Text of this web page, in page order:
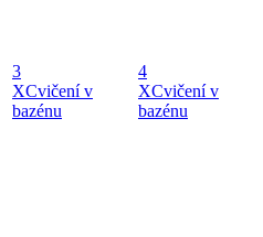
3
XCvičení v
bazénu
4
XCvičení v
bazénu